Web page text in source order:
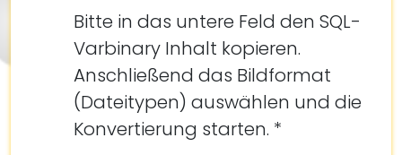
Bitte in das untere Feld den SQL-
Varbinary Inhalt kopieren.
Anschließend das Bildformat
(Dateitypen) auswählen und die
Konvertierung starten. *